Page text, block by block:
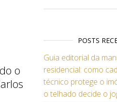
o
POSTS
Guia editorial da
residencial: como
técnico protege o
o telhado decide o